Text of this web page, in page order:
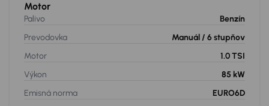
Motor
Palivo
Benzín
Prevodovka
Manuál / 6 stupňov
Motor
1.0 TSI
Výkon
85 kW
Emisná norma
EURO6D